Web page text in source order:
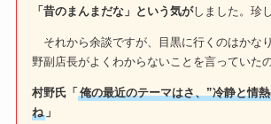
「昔のまんまだな」という気がしました。珍
それから余談ですが、目黒に行くのはかな
野副店長がよくわからないことを言っていた
村野氏「 俺の最近のテーマはさ、”冷静と情
ね 」